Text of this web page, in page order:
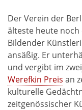
Der Verein der
älteste heute noch
Bildender
ansäßig. Er
und vergibt im
Werefkin Preis an
kulturelle
zeitgenössischer